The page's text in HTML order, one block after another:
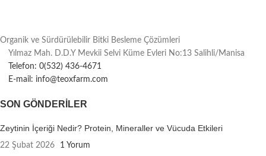
Organik ve Sürdürülebilir Bitki Besleme Çözümleri
Yılmaz Mah. D.D.Y Mevkii Selvi Küme Evleri No:13 Salihli/Manisa
Telefon: 0(532) 436-4671
E-mail: info@teoxfarm.com
SON GÖNDERILER
Zeytinin İçeriği Nedir? Protein, Mineraller ve Vücuda Etkileri
22 Şubat 2026 1 Yorum